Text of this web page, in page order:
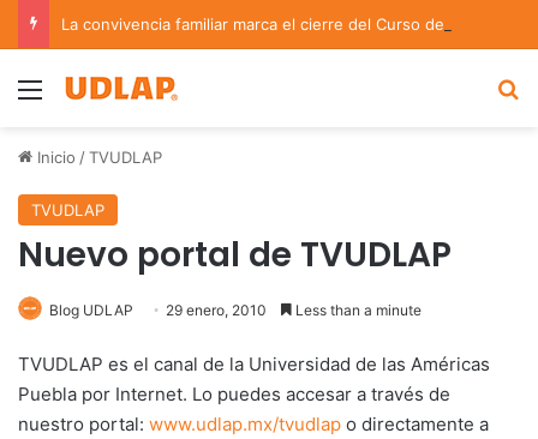
Menu
Inicio /TVUDLAP
TVUDLAP
Nuevo portal de TVUDLAP
Blog UDLAP 29 enero, 2010 Less than a minute
TVUDLAP es el canal de la Universidad de las Américas
Puebla por Internet. Lo puedes accesar a través de
nuestro portal: www.udlap.mx/tvudlap o directamente a